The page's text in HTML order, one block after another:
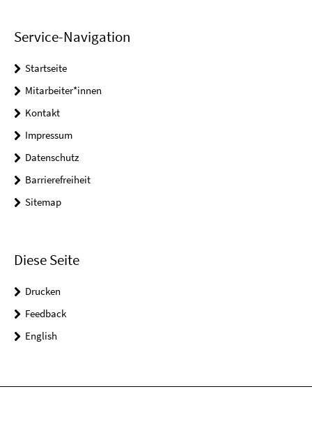
Service-Navigation
Startseite
Mitarbeiter*innen
Kontakt
Impressum
Datenschutz
Barrierefreiheit
Sitemap
Diese Seite
Drucken
Feedback
English